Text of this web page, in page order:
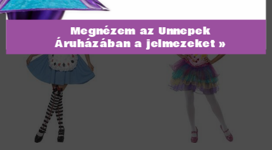
Megnézem az Ünnepek
Áruházában a jelmezeket »